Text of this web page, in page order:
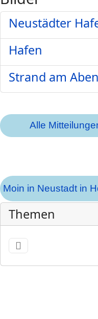
Neustädter
Hafen
Strand am
Alle
Moin in Neustadt in
Themen